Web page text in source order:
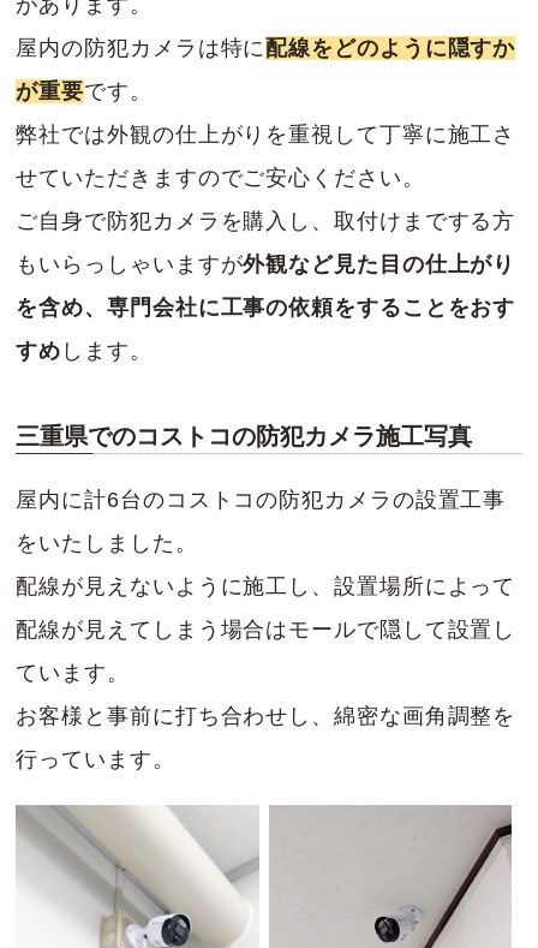
があります。
屋内の防犯カメラは特に配線をどのように隠すか
が重要です。
弊社では外観の仕上がりを重視して丁寧に施工さ
せていただきますのでご安心ください。
ご自身で防犯カメラを購入し、取付けまでする方
もいらっしゃいますが外観など見た目の仕上がり
を含め、専門会社に工事の依頼をすることをおす
すめ します。
三重県でのコストコの防犯カメラ施工写真
屋内に計6台のコストコの防犯カメラの設置工事
をいたしました。
配線が見えないように施工し、設置場所によって
配線が見えてしまう場合はモールで隠して設置し
ています。
お客様と事前に打ち合わせし、綿密な画角調整を
行っています。